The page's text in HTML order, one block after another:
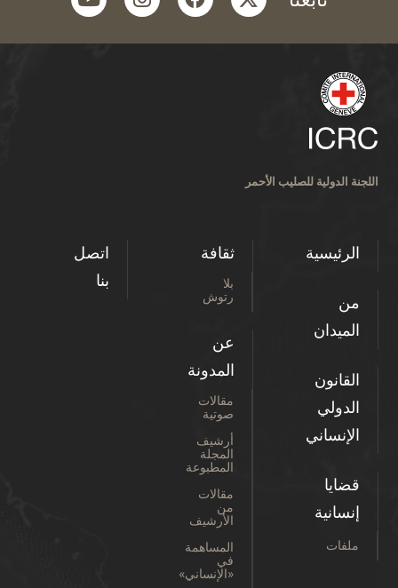
اللجنة الدولية للصليب الأحمر
الرئيسية
من
الميدان
القانون
الدولي
الإنساني
قضايا
إنسانية
ملفات
ثقافة
بلا
رتوش
عن
المدونة
مقالات
صوتية
أرشيف
المجلة
المطبوعة
مقالات
من
الأرشيف
المساهمة
في
«الإنساني»
اتصل
بنا